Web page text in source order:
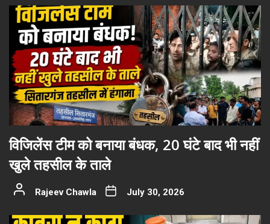
विजिलेंस टीम को बनाया बंधक, 20 घंटे बाद भी नहीं
खुले तहसील के ताले
Rajeev Chawla July 30, 2026